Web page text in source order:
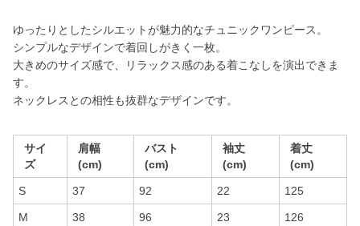
ゆったりとしたシルエットが魅力的なチュニックワンピース。
シンプルなデザインで着回しがきく一枚。
大きめのサイズ感で、リラックス感のある着こなしを演出できま
す。
ネックレスとの相性も抜群なデザインです。
サイ
ズ
肩幅
(cm)
バスト
(cm)
袖丈
(cm)
着丈
(cm)
S 37 92 22 125
M 38 96 23 126